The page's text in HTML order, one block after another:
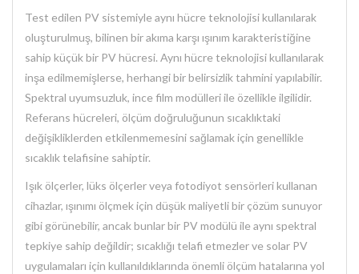
Test edilen PV sistemiyle aynı hücre teknolojisi kullanılarak
oluşturulmuş, bilinen bir akıma karşı ışınım karakteristiğine
sahip küçük bir PV hücresi. Aynı hücre teknolojisi kullanılarak
inşa edilmemişlerse, herhangi bir belirsizlik tahmini yapılabilir.
Spektral uyumsuzluk, ince film modülleri ile özellikle ilgilidir.
Referans hücreleri, ölçüm doğruluğunun sıcaklıktaki
değişikliklerden etkilenmemesini sağlamak için genellikle
sıcaklık telafisine sahiptir.
Işık ölçerler, lüks ölçerler veya fotodiyot sensörleri kullanan
cihazlar, ışınımı ölçmek için düşük maliyetli bir çözüm sunuyor
gibi görünebilir, ancak bunlar bir PV modülü ile aynı spektral
tepkiye sahip değildir; sıcaklığı telafi etmezler ve solar PV
uygulamaları için kullanıldıklarında önemli ölçüm hatalarına yol